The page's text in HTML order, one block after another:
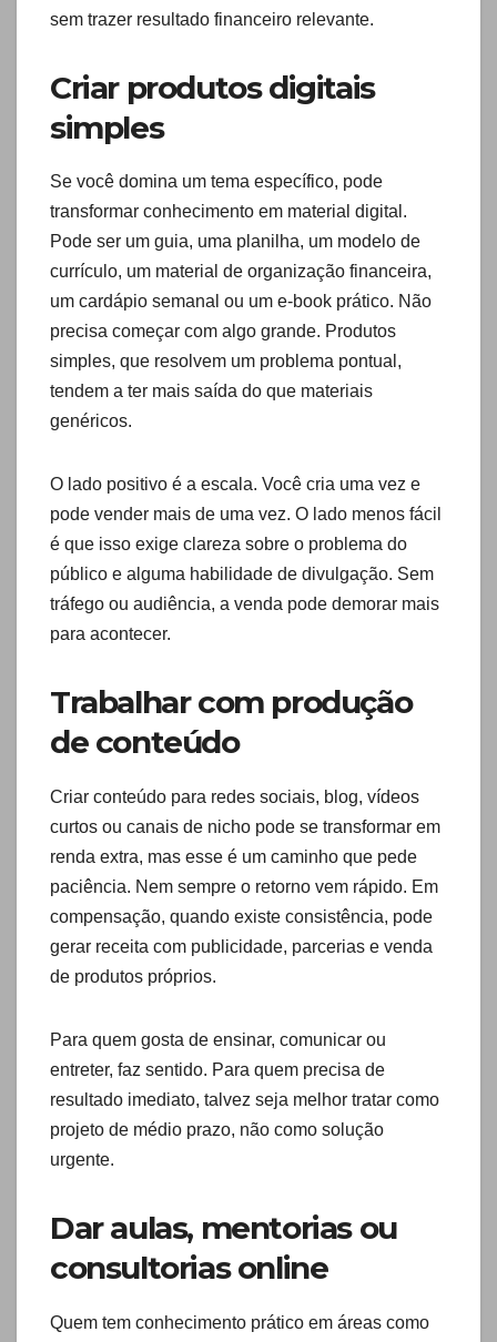
sem trazer resultado financeiro relevante.
Criar produtos digitais
simples
Se você domina um tema específico, pode
transformar conhecimento em material digital.
Pode ser um guia, uma planilha, um modelo de
currículo, um material de organização financeira,
um cardápio semanal ou um e-book prático. Não
precisa começar com algo grande. Produtos
simples, que resolvem um problema pontual,
tendem a ter mais saída do que materiais
genéricos.
O lado positivo é a escala. Você cria uma vez e
pode vender mais de uma vez. O lado menos fácil
é que isso exige clareza sobre o problema do
público e alguma habilidade de divulgação. Sem
tráfego ou audiência, a venda pode demorar mais
para acontecer.
Trabalhar com produção
de conteúdo
Criar conteúdo para redes sociais, blog, vídeos
curtos ou canais de nicho pode se transformar em
renda extra, mas esse é um caminho que pede
paciência. Nem sempre o retorno vem rápido. Em
compensação, quando existe consistência, pode
gerar receita com publicidade, parcerias e venda
de produtos próprios.
Para quem gosta de ensinar, comunicar ou
entreter, faz sentido. Para quem precisa de
resultado imediato, talvez seja melhor tratar como
projeto de médio prazo, não como solução
urgente.
Dar aulas, mentorias ou
consultorias online
Quem tem conhecimento prático em áreas como